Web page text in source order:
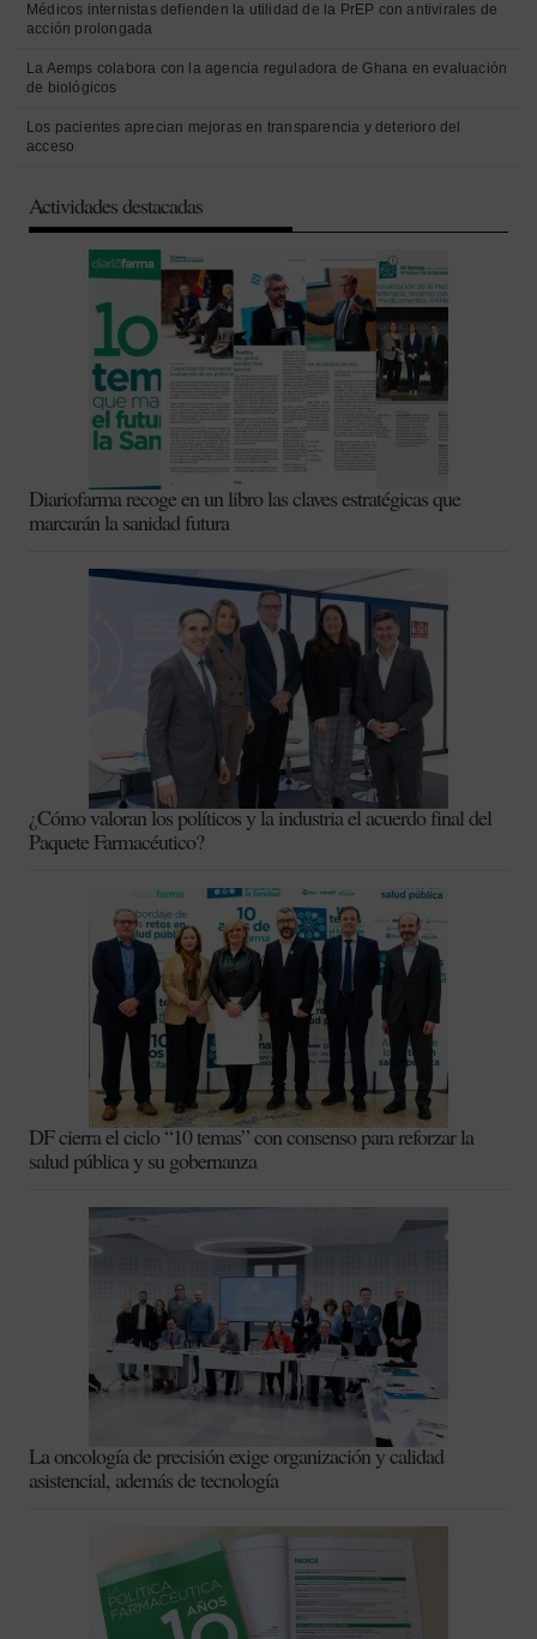
Médicos internistas defienden la utilidad de la PrEP con antivirales de
acción prolongada
La Aemps colabora con la agencia reguladora de Ghana en evaluación
de biológicos
Los pacientes aprecian mejoras en transparencia y deterioro del
acceso
Actividades destacadas
Diariofarma recoge en un libro las claves estratégicas que
marcarán la sanidad futura
¿Cómo valoran los políticos y la industria el acuerdo final del
Paquete Farmacéutico?
DF cierra el ciclo “10 temas” con consenso para reforzar la
salud pública y su gobernanza
La oncología de precisión exige organización y calidad
asistencial, además de tecnología